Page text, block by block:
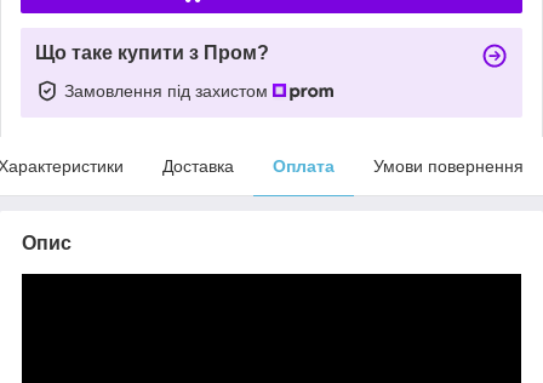
Що таке купити з Пром?
Замовлення під захистом
Доставка Оплата Умови повернення
Опис